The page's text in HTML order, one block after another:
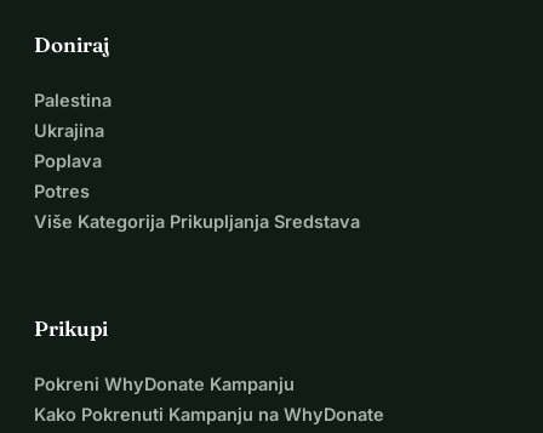
Doniraj
Palestina
Ukrajina
Poplava
Potres
Više Kategorija Prikupljanja Sredstava
Prikupi
Pokreni WhyDonate Kampanju
Kako Pokrenuti Kampanju na WhyDonate